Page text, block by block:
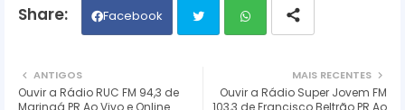
Facebook
ats
MAIS RECENTES
Ouvir a Rádio Super Jovem FM
ANTIGOS
Ouvir a Rádio RUC FM 94,3 de